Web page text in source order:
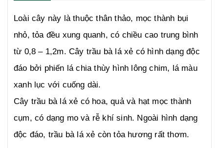
Loài cây này là thuộc thân thảo, mọc thành bụi
nhỏ, tỏa đều xung quanh, có chiều cao trung bình
từ 0,8 – 1,2m. Cây trầu bà lá xẻ có hình dạng độc
đáo bởi phiến lá chia thùy hình lông chim, lá màu
xanh lục với cuống dài.
Cây trầu bà lá xẻ có hoa, quả và hạt mọc thành
cụm, có dạng mo và rễ khí sinh. Ngoài hình dạng
độc đáo, trầu bà lá xẻ còn tỏa hương rất thơm.